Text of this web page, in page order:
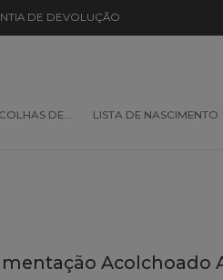
DE DEVOLUÇÃO
DE… LISTA DE NASCIMENTO
Acolchoado